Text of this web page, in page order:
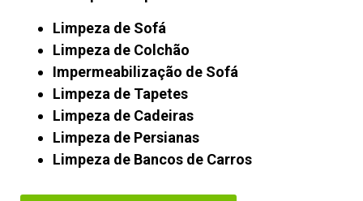
Limpeza de Sofá
Limpeza de Colchão
Impermeabilização de Sofá
Limpeza de Tapetes
Limpeza de Cadeiras
Limpeza de Persianas
Limpeza de Bancos de Carros